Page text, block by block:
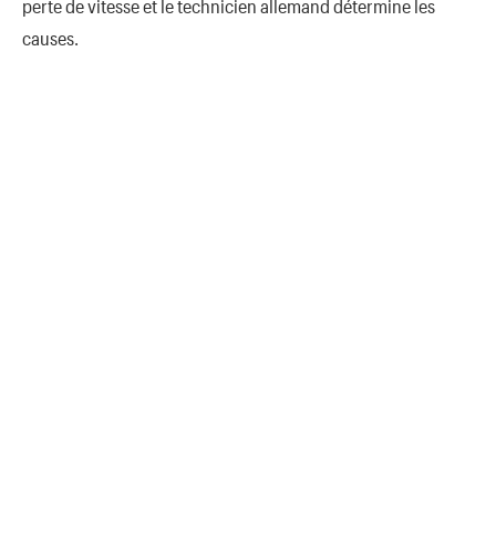
perte de vitesse et le technicien allemand détermine les
causes.